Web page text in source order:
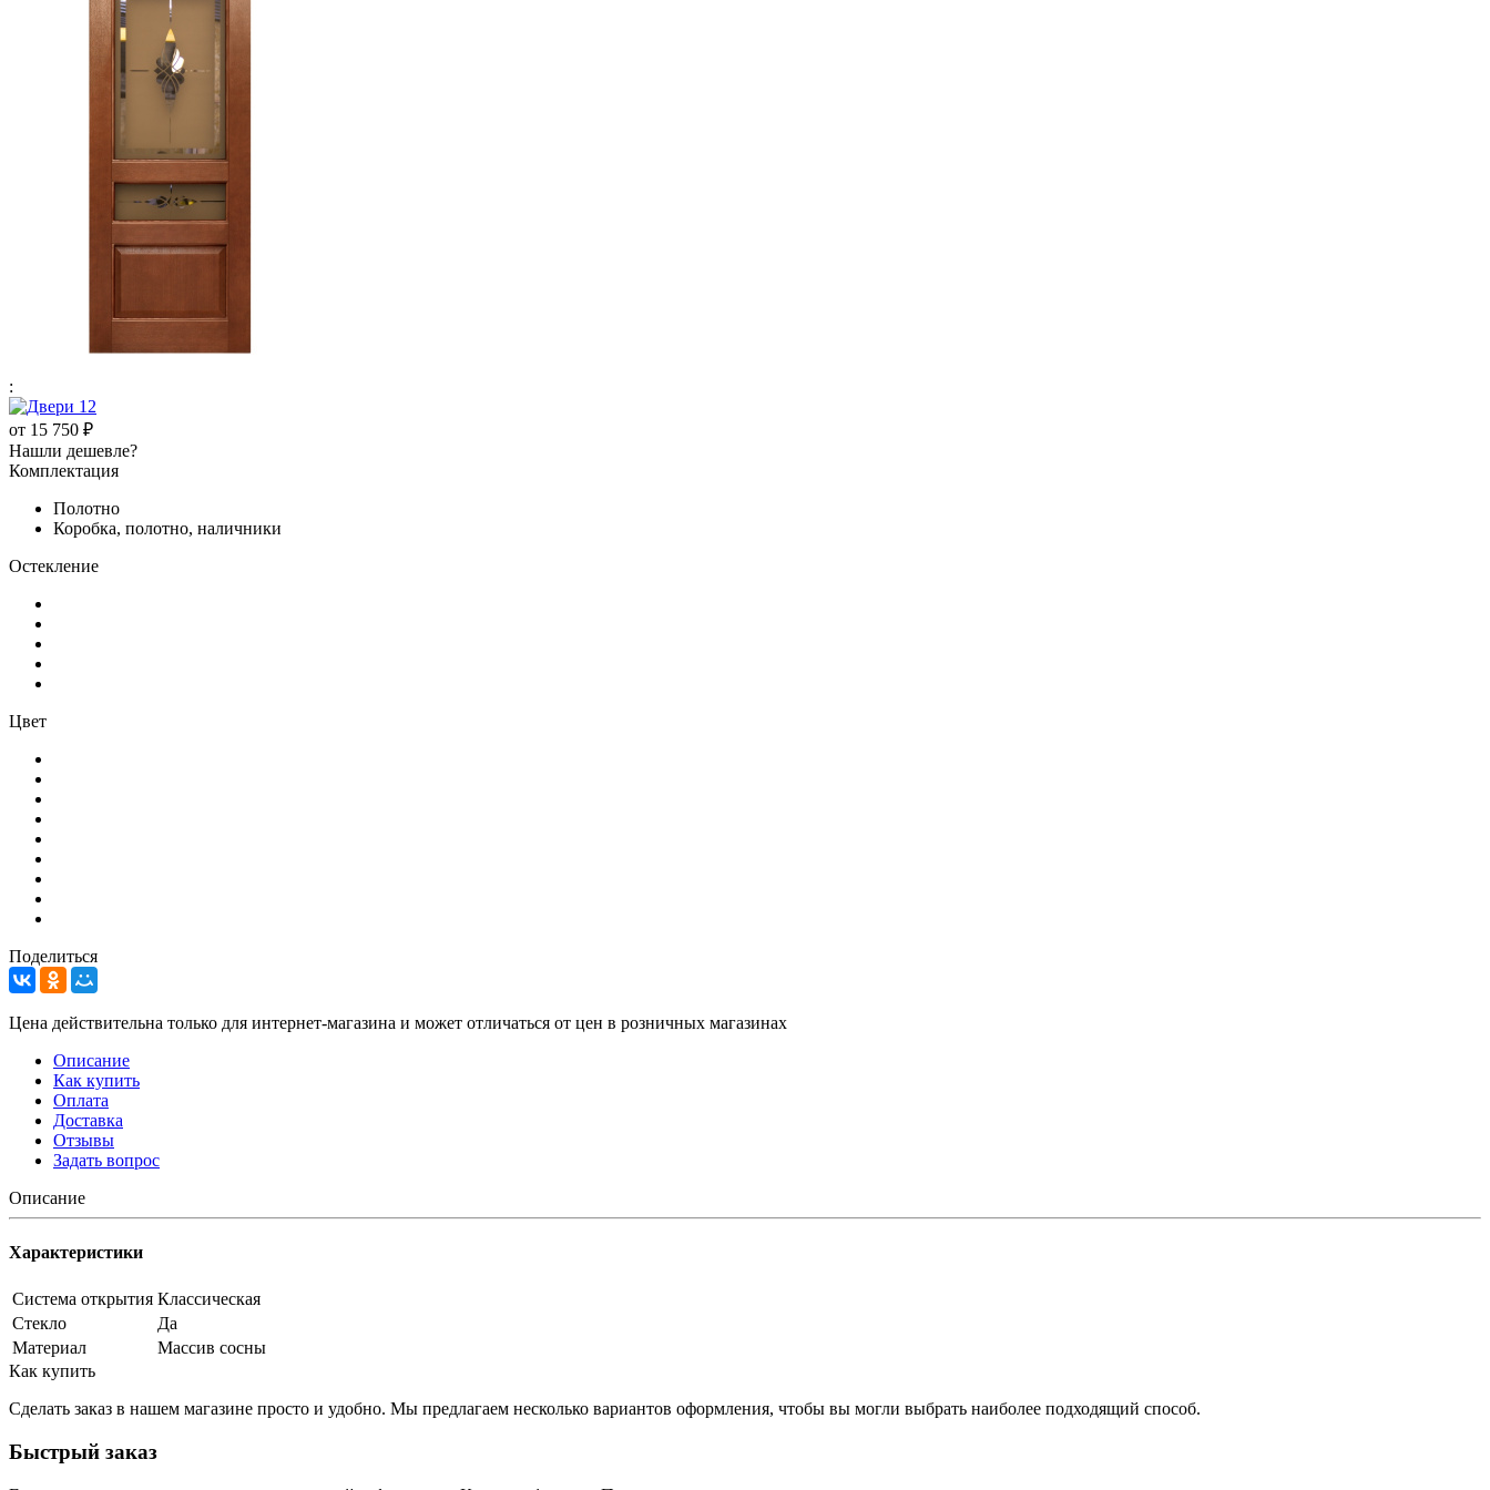
:
от 15 750 ₽
Нашли дешевле?
Комплектация
Полотно
Коробка, полотно, наличники
Остекление
Цвет
Поделиться
Цена действительна только для интернет-магазина и может отличаться от цен в розничных магазинах
Описание
Как купить
Оплата
Доставка
Отзывы
Задать вопрос
Описание
Характеристики
Система открытия Классическая
Стекло
Да
Материал
Массив сосны
Как купить
Сделать заказ в нашем магазине просто и удобно. Мы предлагаем несколько вариантов оформления, чтобы вы могли выбрать наиболее подходящий способ.
Быстрый заказ